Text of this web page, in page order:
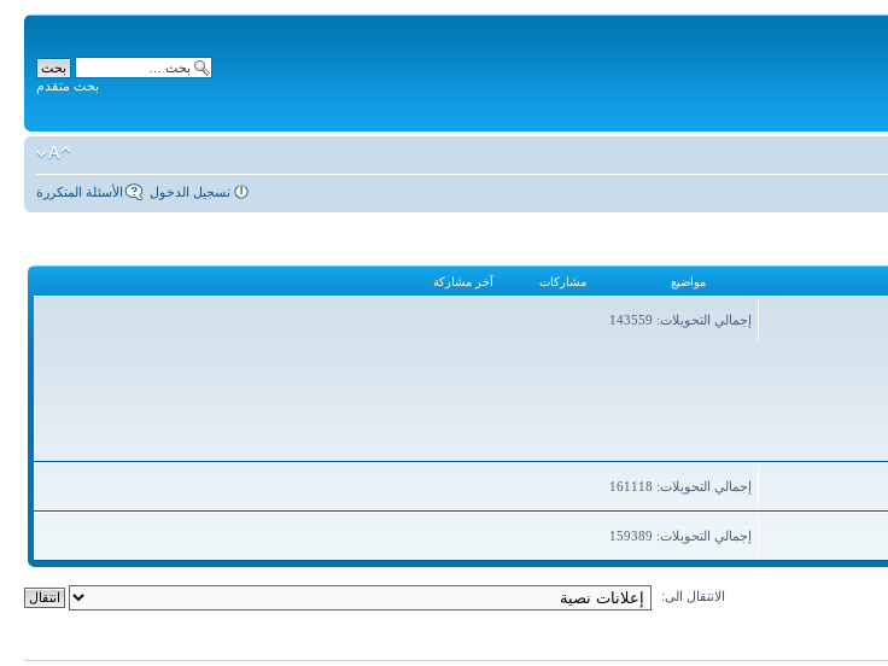
بحث متقدم
الأسئلة المتكررة تسجيل الدخول
مواضيع مشاركات آخر مشاركة
إجمالي التحويلات: 143559
إجمالي التحويلات: 161118
إجمالي التحويلات: 159389
الانتقال الى: